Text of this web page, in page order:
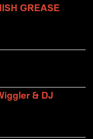
GREASE
& DJ